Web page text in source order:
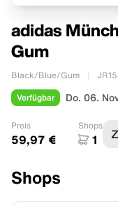
adidas
Gum
Black/Blue/Gum
Verfügbar Do. 06.
Preis
59,97 €
Shops
1
Shops